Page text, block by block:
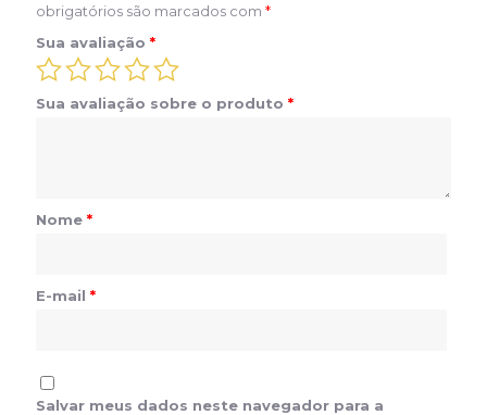
obrigatórios são marcados com *
Sua avaliação *
Sua avaliação sobre o produto *
Nome *
E-mail *
Salvar meus dados neste navegador para a